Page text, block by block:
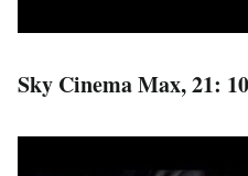
Sky Cinema Max, 21: